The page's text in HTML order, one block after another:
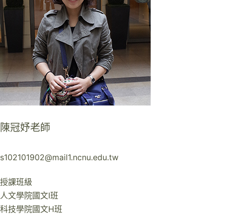
陳冠妤老師
s102101902@mail1.ncnu.edu.tw
授課班級
人文學院國文I班
科技學院國文H班